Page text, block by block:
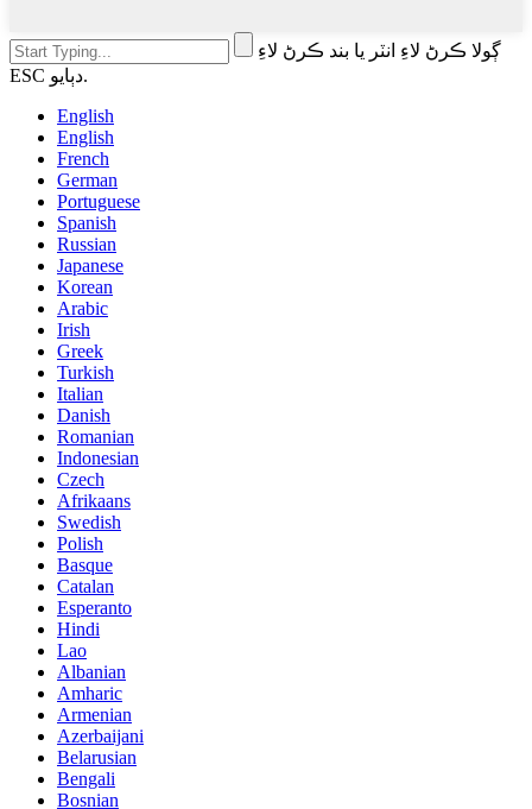
ڳولا ڪرڻ لاءِ انٽر يا بند ڪرڻ لاءِ
ESC دٻايو.
English
English
French
German
Portuguese
Spanish
Russian
Japanese
Korean
Arabic
Irish
Greek
Turkish
Italian
Danish
Romanian
Indonesian
Czech
Afrikaans
Swedish
Polish
Basque
Catalan
Esperanto
Hindi
Lao
Albanian
Amharic
Armenian
Azerbaijani
Belarusian
Bengali
Bosnian